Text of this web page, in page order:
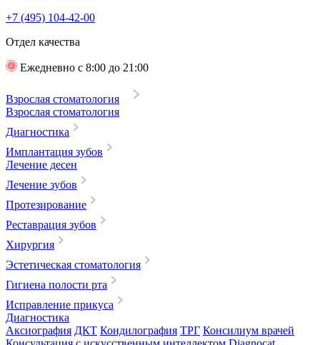
+7 (495) 104-42-00
Отдел качества
Ежедневно с 8:00 до 21:00
Взрослая стоматология
Взрослая стоматология
Диагностика
Имплантация зубов
Лечение десен
Лечение зубов
Протезирование
Реставрация зубов
Хирургия
Эстетическая стоматология
Гигиена полости рта
Исправление прикуса
Диагностика
Аксиография ДКТ Кондилография ТРГ Консилиум врачей